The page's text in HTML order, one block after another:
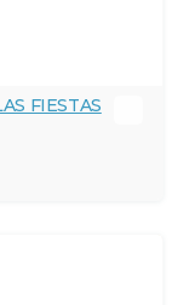
FIESTAS